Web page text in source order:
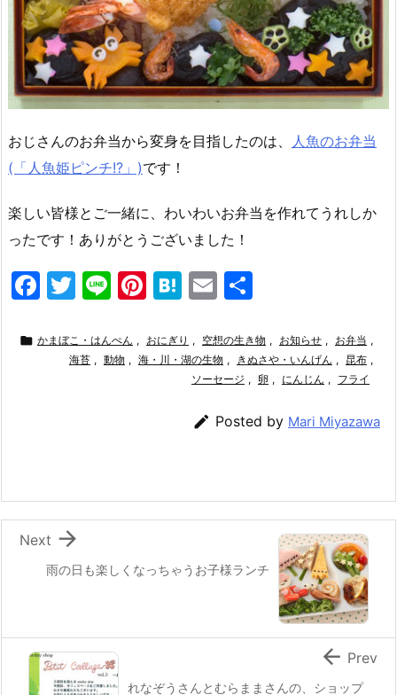
おじさんのお弁当から変身を目指したのは、 人魚のお弁当
(「人魚姫ピンチ!?」)です！
楽しい皆様とご一緒に、わいわいお弁当を作れてうれしか
ったです！ありがとうございました！
F
c
T
itt
er
Li
e
Pi
er
e
H
e
n
E
ai
l
 かまぼこ・はんぺん , おにぎり , 空想の生き物 , お知らせ , お弁当 ,
海苔 , 動物 , 海・川・湖の生物 , きぬさや・いんげん , 昆布 ,
ソーセージ , 卵 , にんじん , フライ
 Posted by Mari Miyazawa
雨の日も楽しくなっちゃうお子様ランチ

Next
れなぞうさんとむらままさんの、ショップ
 Prev